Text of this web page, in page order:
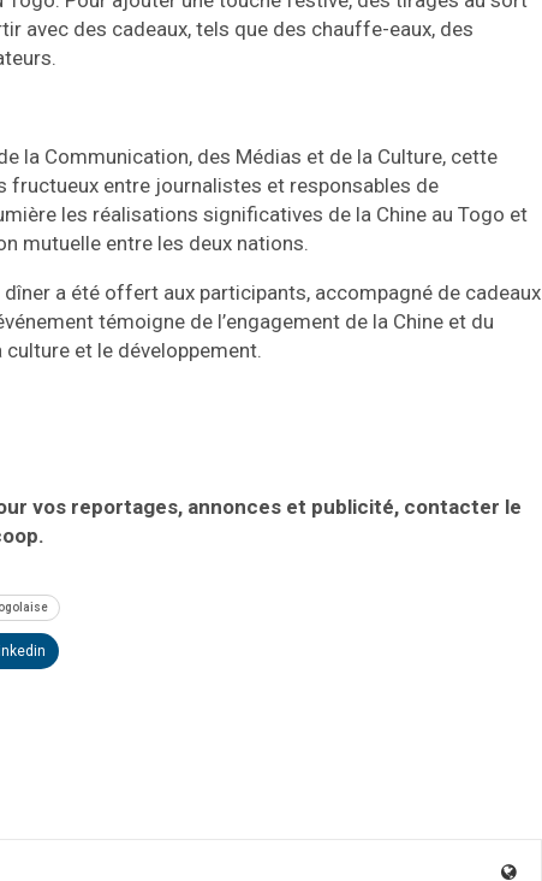
avec des cadeaux, tels que des chauffe-eaux, des
la Communication, des Médias et de la Culture, cette
fructueux entre journalistes et responsables de
les réalisations significatives de la Chine au Togo et
mutuelle entre les deux nations.
a été offert aux participants, accompagné de cadeaux
témoigne de l’engagement de la Chine et du
et le développement.
vos reportages, annonces et publicité, contacter le